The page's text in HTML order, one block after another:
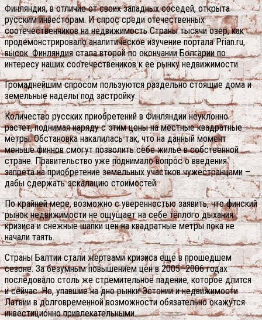
Финляндия, в отличие от своих западных соседей, открыта
русским инвесторам. И спрос среди отечественных
соотечественников на недвижимость Страны тысячи озер, как
продемонстрировало аналитическое изучение портала Prian.ru,
высок. Финляндия стала второй по окончании Болгарии по
интересу наших соотечествеников к ее рынку недвижимости.
Громаднейшим спросом пользуются раздельно стоящие дома и
земельные наделы под застройку.
Количество русских приобретений в Финляндии неуклонно
растет, поднимая наряду с этим цены на местные квадратные
метры. Обстановка накалилась так, что на данный момент
меньше финнов смогут позволить себе жилье в собственной
стране. Правительство уже поднимало вопрос о введения
запрета на приобретение земельных участков чужестранцами –
дабы сдержать эскалацию стоимостей.
По крайней мере, возможно с уверенностью заявить, что финский
рынок недвижимости не ощущает на себе тёплого дыхания
кризиса и снежные шапки цен на квадратные метры пока не
начали таять.
Страны Балтии стали жертвами кризиса еще в прошедшем
сезоне. За безумным повышением цен в 2005–2006 годах
последовало столь же стремительное падение, которое длится
и сейчас. Но, упавшие на дно рынки Эстонии и недвижимости
Латвии в долговременной возможности обязательно окажутся
инвестиционно привлекательными.